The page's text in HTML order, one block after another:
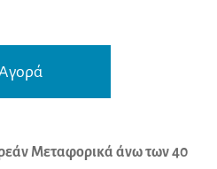
r
Μεταφορικά άνω των 40